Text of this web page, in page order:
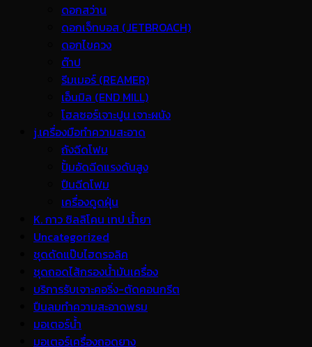
ดอกสว่าน
ดอกเจ็ทบอส (JETBROACH)
ดอกไขควง
ต๊าป
รีมเมอร์ (REAMER)
เอ็นมิล (END MILL)
โฮลซอร์เจาะปูน เจาะผนัง
j.เครื่องมือทำความสะอาด
ถังฉีดโฟม
ปั้มอัดฉีดแรงดันสูง
ปืนฉีดโฟม
เครื่องดูดฝุ่น
K. กาว ซิลลิโคน เทป น้ำยา
Uncategorized
ชุดดัดแป๊บไฮดรอลิค
ชุดถอดไส้กรองน้ำมันเครื่อง
บริการรับเจาะคอริ่ง-ตัดคอนกรีต
ปืนลมทำความสะอาดพรม
มอเตอร์น้ำ
มอเตอร์เครื่องถอดยาง